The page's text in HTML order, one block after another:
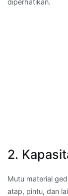
diperhatikan.
2.
Mutu material
atap, pintu, dan